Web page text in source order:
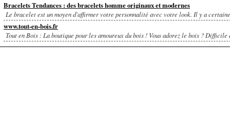
Bracelets Tendances : des bracelets homme originaux et modernes
Le bracelet est un moyen d'affirmer votre personnalité avec votre look. Il y a
www.tout-en-bois.fr
Tout en Bois : La boutique pour les amoureux du bois ! Vous adorez le bois ? Difficile